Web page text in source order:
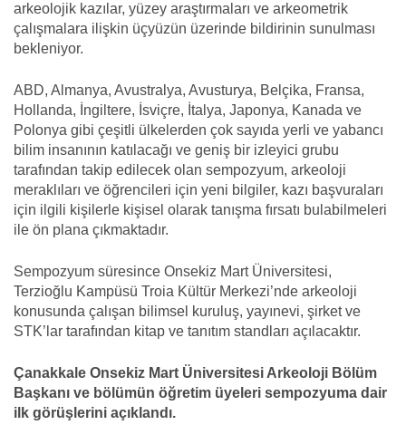
arkeolojik kazılar, yüzey araştırmaları ve arkeometrik
çalışmalara ilişkin üçyüzün üzerinde bildirinin sunulması
bekleniyor.
ABD, Almanya, Avustralya, Avusturya, Belçika, Fransa,
Hollanda, İngiltere, İsviçre, İtalya, Japonya, Kanada ve
Polonya gibi çeşitli ülkelerden çok sayıda yerli ve yabancı
bilim insanının katılacağı ve geniş bir izleyici grubu
tarafından takip edilecek olan sempozyum, arkeoloji
meraklıları ve öğrencileri için yeni bilgiler, kazı başvuraları
için ilgili kişilerle kişisel olarak tanışma fırsatı bulabilmeleri
ile ön plana çıkmaktadır.
Sempozyum süresince Onsekiz Mart Üniversitesi,
Terzioğlu Kampüsü Troia Kültür Merkezi’nde arkeoloji
konusunda çalışan bilimsel kuruluş, yayınevi, şirket ve
STK’lar tarafından kitap ve tanıtım standları açılacaktır.
Çanakkale Onsekiz Mart Üniversitesi Arkeoloji Bölüm
Başkanı ve bölümün öğretim üyeleri sempozyuma dair
ilk görüşlerini açıklandı.